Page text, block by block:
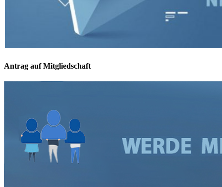
Antrag auf Mitgliedschaft